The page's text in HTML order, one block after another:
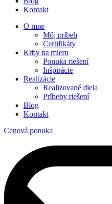
Kontakt
O mne
Môj príbeh
Certifikáty
Krby na mieru
Ponuka riešení
Inšpirácie
Realizácie
Realizované diela
Príbehy riešení
Blog
Kontakt
Cenová ponuka